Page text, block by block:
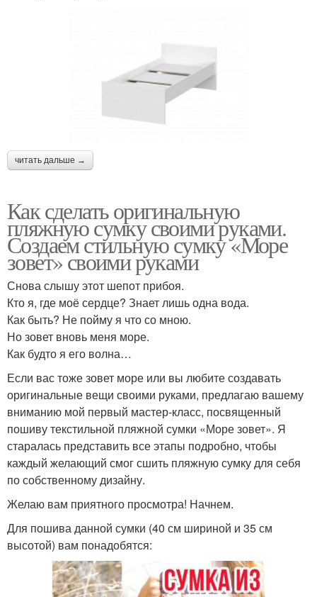
читать дальше →
Как сделать оригинальную
пляжную сумку своими руками.
Создаем стильную сумку «Море
зовет» своими руками
Снова слышу этот шепот прибоя.
Кто я, где моё сердце? Знает лишь одна вода.
Как быть? Не пойму я что со мною.
Но зовет вновь меня море.
Как будто я его волна…
Если вас тоже зовет море или вы любите создавать
оригинальные вещи своими руками, предлагаю вашему
вниманию мой первый мастер-класс, посвященный
пошиву текстильной пляжной сумки «Море зовет». Я
старалась представить все этапы подробно, чтобы
каждый желающий смог сшить пляжную сумку для себя
по собственному дизайну.
Желаю вам приятного просмотра! Начнем.
Для пошива данной сумки (40 см шириной и 35 см
высотой) вам понадобятся: